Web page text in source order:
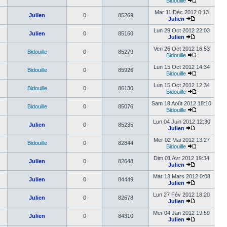
Julien 0 85269
Mar 11 Déc 2012 0:13
Julien
Julien 0 85160
Lun 29 Oct 2012 22:03
Julien
Bidouille 0 85279
Ven 26 Oct 2012 16:53
Bidouille
Bidouille 0 85926
Lun 15 Oct 2012 14:34
Bidouille
Bidouille 0 86130
Lun 15 Oct 2012 12:34
Bidouille
Bidouille 0 85076
Sam 18 Août 2012 18:10
Bidouille
Julien 0 85235
Lun 04 Juin 2012 12:30
Julien
Bidouille 0 82844
Mer 02 Mai 2012 13:27
Bidouille
Julien 0 82648
Dim 01 Avr 2012 19:34
Julien
Julien 0 84449
Mar 13 Mars 2012 0:08
Julien
Julien 0 82678
Lun 27 Fév 2012 18:20
Julien
Julien 0 84310
Mer 04 Jan 2012 19:59
Julien